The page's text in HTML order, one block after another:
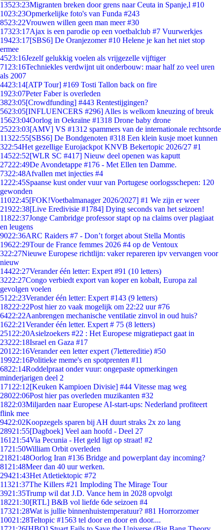
13523:23Migranten breken door grens naar Ceuta in Spanje,l #10
1023:23Opmerkelijke foto's van Funda #243
8523:22Vrouwen willen geen man meer #30
17323:17Ajax is een parodie op een voetbalclub #7 Vuurwerkjes
19423:17[SBS6] De Oranjezomer #10 Helene je kan het niet stop
ermee
4523:16Jezelf gelukkig voelen als vrijgezelle vijftiger
71 23:16Techniekles verdwijnt uit onderbouw: maar half zo veel uren
als 2007
4423:14[ATP Tour] #169 Tosti Tallon back on fire
1923:07Peter Faber is overleden
3823:05[Crowdfunding] #443 Rentestijgingen?
5623:05[INFLUENCERS #296] Alles is welkom kneuzing of breuk
15623:04Oorlog in Oekraïne #1318 Drone baby drone
25223:03[AMV] VS #1312 spammers van de internationale rechtsorde
11322:55[SBS6] De Bondgenoten #318 Een klein kusje moet kunnen
322:54Het gezellige Eurojackpot KNVB Bekertopic 2026/27 #1
14522:52[WLR SC #417] Nieuw deel openen was kaputt
27222:49De Avondetappe #176 - Met Ellen ten Damme.
7322:48Afvallen met injecties #4
1222:45Spaanse kust onder vuur van Portugese oorlogsschepen: 120
gewonden
11022:45[FOK!Voetbalmanager 2026/2027] #1 We zijn er weer
21922:38[Live Eredivisie #1784] Dying seconds van het seizoen!
11822:37Jonge Cambridge professor stapt op na claims over plagiaat
en leugens
9022:36ARC Raiders #7 - Don’t forget about Stella Montis
19622:29Tour de France femmes 2026 #4 op de Ventoux
322:27Nieuwe Europese richtlijn: vaker repareren ipv vervangen voor
nieuw
14422:27Verander één letter: Expert #91 (10 letters)
3222:27Congo verbiedt export van koper en kobalt, Europa zal
gevolgen voelen
51 22:23Verander één letter: Expert #143 (9 letters)
18222:22Post hier zo vaak mogelijk om 22:22 uur #76
6422:22Aanbrengen mechanische ventilatie zinvol in oud huis?
1622:21Verander één letter. Expert # 75 (8 letters)
251 22:20Asielzoekers #22 : Het Europese migratiepact gaat in
23222:18Israel en Gaza #17
201 22:16Verander een letter expert (7lettereditie) #50
19922:16Politieke meme's en spotprenten #11
6822:14Roddelpraat onder vuur: ongepaste opmerkingen
minderjarigen deel 2
171 22:12[Keuken Kampioen Divisie] #44 Vitesse mag weg
28022:06Post hier pas overleden muzikanten #32
1822:03Miljarden naar Europese AI-start-ups: Nederland profiteert
flink mee
9422:02Koopzegels sparen bij AH duurt straks 2x zo lang
28921:55[Dagboek] Veel aan hoofd - Deel 27
161 21:54Via Pecunia - Het geld ligt op straat! #2
1721:50William Orbit overleden
21821:48Oorlog Iran #136 Bridge and powerplant day incoming?
81 21:48Meer dan 40 uur werken.
29421:43Het Atletiektopic #72
11321:37The Killers #21 Imploding The Mirage Tour
3921:35Trump wil dat J.D. Vance hem in 2028 opvolgt
18221:30[RTL] B&B vol liefde 6de seizoen #4
17321:28Wat is jullie binnenhuistemperatuur? #81 Horrorzomer
10021:28Teltopic #1563 tel door en door en door....